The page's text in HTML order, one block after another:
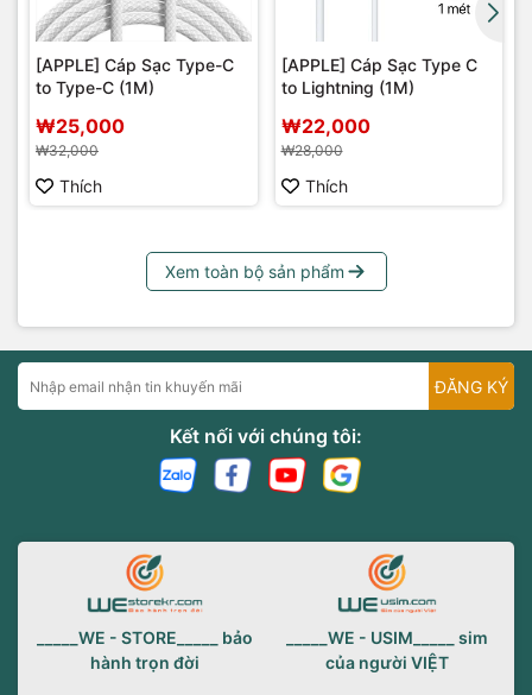
[APPLE] Cáp Sạc Type-C
to Type-C (1M)
₩25,000
₩32,000
Thích
[APPLE] Cáp Sạc Type C
to Lightning (1M)
₩22,000
₩28,000
Thích
Xem toàn bộ sản phẩm
ĐĂNG KÝ
Kết nối với chúng tôi:
_____WE - STORE_____ bảo
hành trọn đời
_____WE - USIM_____ sim
của người VIỆT